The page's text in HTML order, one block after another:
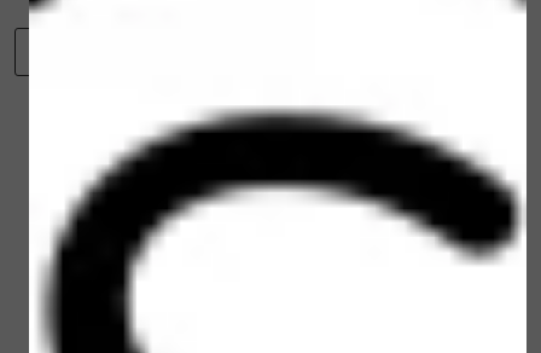
vlekken in je kleding. - Draait je deo niet goed of niet
meer? Leg hem dan een nachtje in de vriezer. Daarna
nieuwe deodorant stick bestellen in plaats van alleen
Verder winkelen
Gerelateerde